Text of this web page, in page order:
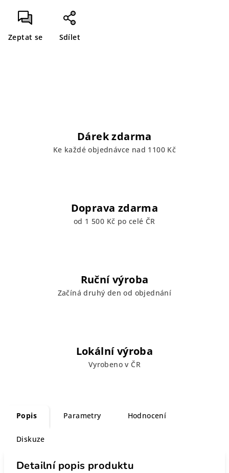
Zeptat se Sdílet
Dárek zdarma
Ke každé objednávce nad 1100 Kč
Doprava zdarma
od 1 500 Kč po celé ČR
Ruční výroba
Začíná druhý den od objednání
Lokální výroba
Vyrobeno v ČR
Popis Parametry Hodnocení
Diskuze
Detailní popis produktu